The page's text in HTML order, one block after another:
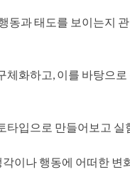
동과 태도를 보이는지
화하고, 이를 바탕으
타입으로 만들어보고 실
이나 행동에 어떠한 변